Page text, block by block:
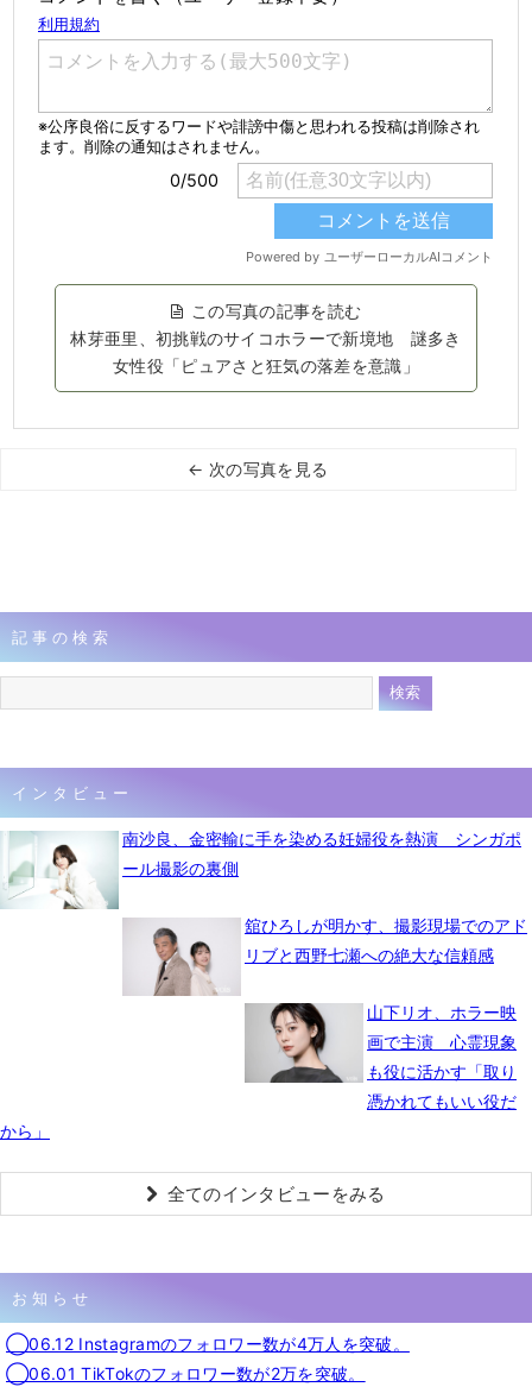
この写真の記事を読む
林芽亜里、初挑戦のサイコホラーで新境地 謎多き
女性役「ピュアさと狂気の落差を意識」
← 次の写真を見る
記事の検索
インタビュー
南沙良、金密輸に手を染める妊婦役を熱演 シンガポ
ール撮影の裏側
舘ひろしが明かす、撮影現場でのアド
リブと西野七瀬への絶大な信頼感
山下リオ、ホラー映
画で主演 心霊現象
も役に活かす「取り
憑かれてもいい役だ
から」
全てのインタビューをみる
お知らせ
◯06.12 Instagramのフォロワー数が4万人を突破。
◯06.01 TikTokのフォロワー数が2万を突破。